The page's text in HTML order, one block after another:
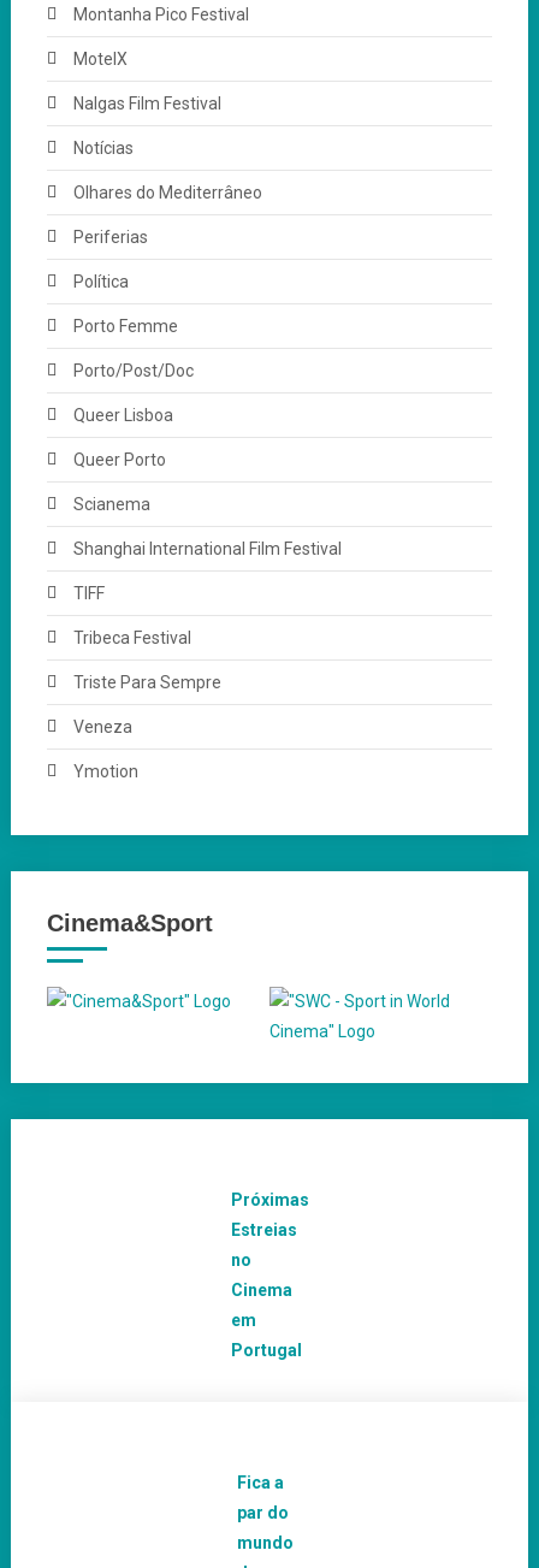
Montanha Pico Festival
MotelX
Nalgas Film Festival
Notícias
Olhares do Mediterrâneo
Periferias
Política
Porto Femme
Porto/Post/Doc
Queer Lisboa
Queer Porto
Scianema
Shanghai International Film Festival
TIFF
Tribeca Festival
Triste Para Sempre
Veneza
Ymotion
Cinema&Sport
Próximas
Estreias
no
Cinema
em
Portugal
Fica a
par do
mundo